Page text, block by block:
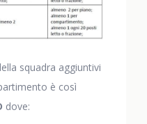
squadra aggiuntivi
è così
dove: